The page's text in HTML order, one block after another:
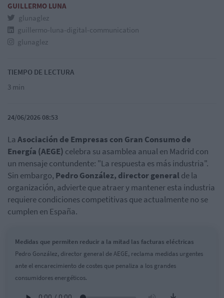
GUILLERMO LUNA
glunaglez
guillermo-luna-digital-communication
glunaglez
TIEMPO DE LECTURA
3 min
24/06/2026 08:53
La Asociación de Empresas con Gran Consumo de
Energía (AEGE) celebra su asamblea anual en Madrid con
un mensaje contundente: "La respuesta es más industria".
Sin embargo, Pedro González, director generalde la
organización, advierte que atraer y mantener esta industria
requiere condiciones competitivas que actualmente no se
cumplen en España.
Medidas que permiten reducir a la mitad las facturas eléctricas
Pedro González, director general de AEGE, reclama medidas urgentes
ante el encarecimiento de costes que penaliza a los grandes
consumidores energéticos.